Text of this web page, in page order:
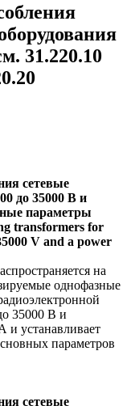
31.220.10
сетевые
до 35000 В и
параметры
transformers for
V and a power
на
однофазные
35000 В и
устанавливает
параметров
сетевые